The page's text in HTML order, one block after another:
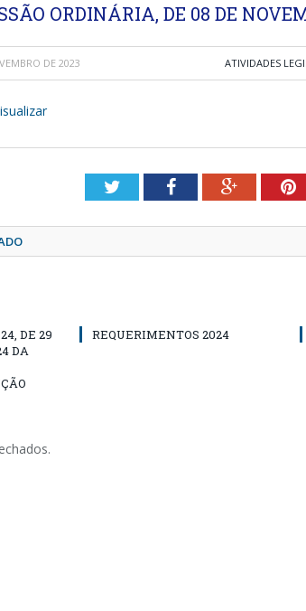
ORDINÁRIA, DE 08 DE
DE 2023 ATIVIDADES
TwitterFacebookGoogle+
DE 29
DA
REQUERIMENTOS 2024